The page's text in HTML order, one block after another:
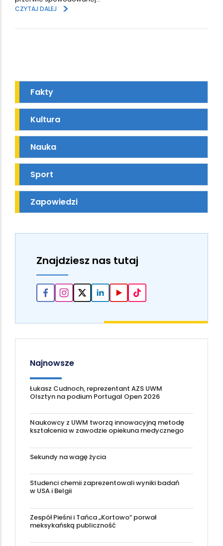
CZYTAJ DALEJ
>
Fakty
Kultura
Nauka
Sport
Zapowiedzi
Znajdziesz nas tutaj
Najnowsze
Łukasz Cudnoch, reprezentant AZS UWM
Olsztyn na podium Portugal Open 2026
Naukowcy z UWM tworzą innowacyjną metodę
kształcenia w zawodzie opiekuna medycznego
Sekundy na wagę życia
Studenci chemii zaprezentowali wyniki badań
w USA i Belgii
Zespół Pieśni i Tańca „Kortowo” porwał
meksykańską publiczność